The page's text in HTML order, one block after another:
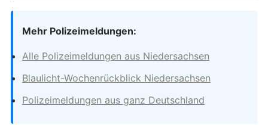
Mehr Polizeimeldungen:
Alle Polizeimeldungen aus Niedersachsen
Blaulicht-Wochenrückblick Niedersachsen
Polizeimeldungen aus ganz Deutschland